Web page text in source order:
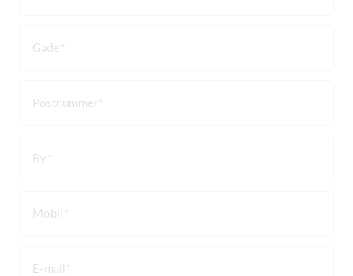
Gade
Postnummer
By
Mobil
E-mail